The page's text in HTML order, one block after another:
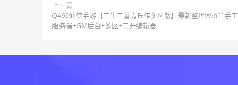
上一篇
Q469仙侠手游【三生三誓青丘传多区版】最新整理Win半手工
服务端+GM后台+多区+二开编辑器